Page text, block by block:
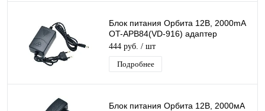
Блок питания Орбита 12В, 2000mA
OT-APB84(VD-916) адаптер
питания, шнур 1,2 м, штекер 5,5*2,5
444 руб. / шт
Подробнее
Блок питания Орбита 12В, 2000мА